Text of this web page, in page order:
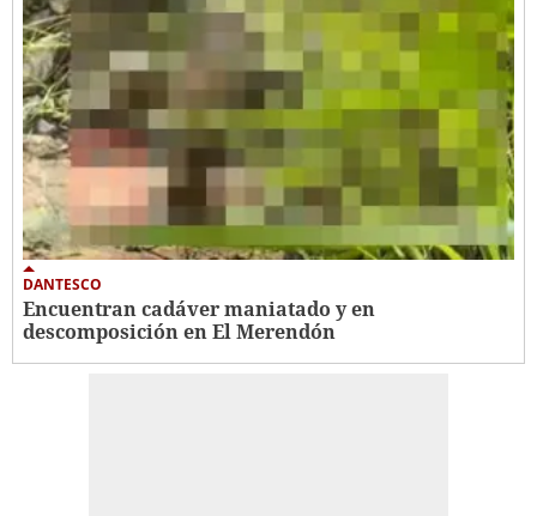
DANTESCO
Encuentran cadáver maniatado y en
descomposición en El Merendón